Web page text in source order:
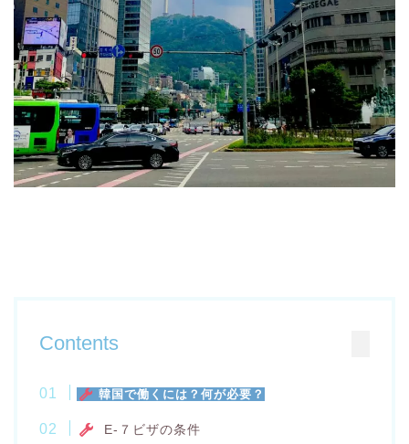
Contents
韓国で働くには？何が必要？
E-７ビザの条件